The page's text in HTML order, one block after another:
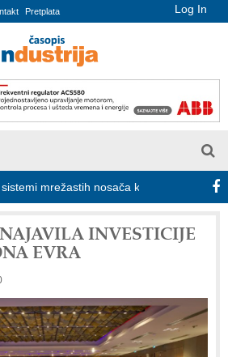
Log In
Pretplata
mrežastih nosača kablova Novi
INVESTICIJE
EVRA